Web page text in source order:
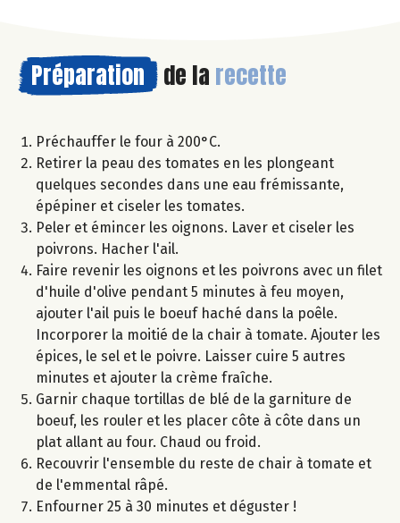
Préparation de la recette
Préchauffer le four à 200°C.
Retirer la peau des tomates en les plongeant
quelques secondes dans une eau frémissante,
épépiner et ciseler les tomates.
Peler et émincer les oignons. Laver et ciseler les
poivrons. Hacher l'ail.
Faire revenir les oignons et les poivrons avec un filet
d'huile d'olive pendant 5 minutes à feu moyen,
ajouter l'ail puis le boeuf haché dans la poêle.
Incorporer la moitié de la chair à tomate. Ajouter les
épices, le sel et le poivre. Laisser cuire 5 autres
minutes et ajouter la crème fraîche.
Garnir chaque tortillas de blé de la garniture de
boeuf, les rouler et les placer côte à côte dans un
plat allant au four. Chaud ou froid.
Recouvrir l'ensemble du reste de chair à tomate et
de l'emmental râpé.
Enfourner 25 à 30 minutes et déguster !